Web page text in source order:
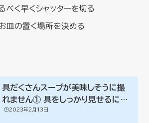
く早くシャッターを切る
皿の置く場所を決める
具だくさんスープが美味しそうに撮
れません① 具をしっかり見せるには
大根が必須
🕒️2023年2月13日